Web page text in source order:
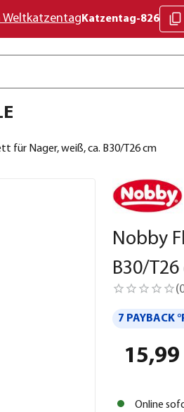
Weltkatzentag Katzentag-826
für Nager, weiß, ca. B30/T26 cm
Nobby
B30/T26
(
7 PAYBACK
15,99
Online